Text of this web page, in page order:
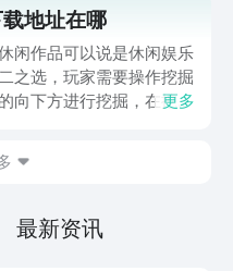
么下载呢？小编现在就来
地址在哪
闲作品可以说是休闲娱乐
之选，玩家需要操作挖掘
向下方进行挖掘，在挖掘
家分享一下下载的地址，
更多
最新资讯